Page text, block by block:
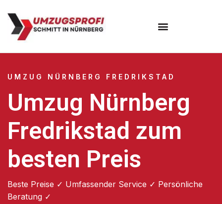
UMZUG NÜRNBERG FREDRIKSTAD
Umzug Nürnberg
Fredrikstad zum
besten Preis
Beste Preise ✓ Umfassender Service ✓ Persönliche
Beratung ✓